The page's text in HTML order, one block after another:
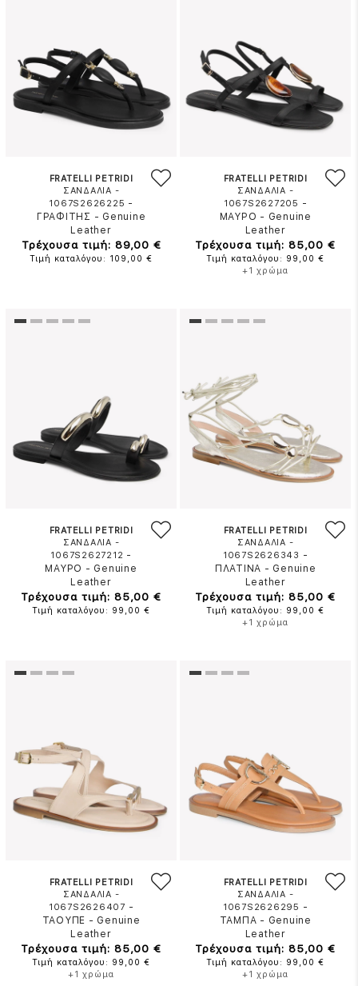
FRATELLI PETRIDI
ΣΑΝΔΑΛΙΑ -
1067S2626225 -
ΓΡΑΦΙΤΗΣ - Genuine
Leather
Τρέχουσα τιμή: 89,00 €
Τιμή καταλόγου: 109,00 €
FRATELLI PETRIDI
ΣΑΝΔΑΛΙΑ -
1067S2627205 -
ΜΑΥΡΟ - Genuine
Leather
Τρέχουσα τιμή: 85,00 €
Τιμή καταλόγου: 99,00 €
+1 χρώμα
FRATELLI PETRIDI
ΣΑΝΔΑΛΙΑ -
1067S2627212 -
ΜΑΥΡΟ - Genuine
Leather
Τρέχουσα τιμή: 85,00 €
Τιμή καταλόγου: 99,00 €
FRATELLI PETRIDI
ΣΑΝΔΑΛΙΑ -
1067S2626343 -
ΠΛΑΤΙΝΑ - Genuine
Leather
Τρέχουσα τιμή: 85,00 €
Τιμή καταλόγου: 99,00 €
+1 χρώμα
FRATELLI PETRIDI
ΣΑΝΔΑΛΙΑ -
1067S2626407 -
ΤΑΟΥΠΕ - Genuine
Leather
Τρέχουσα τιμή: 85,00 €
Τιμή καταλόγου: 99,00 €
+1 χρώμα
FRATELLI PETRIDI
ΣΑΝΔΑΛΙΑ -
1067S2626295 -
ΤΑΜΠΑ - Genuine
Leather
Τρέχουσα τιμή: 85,00 €
Τιμή καταλόγου: 99,00 €
+1 χρώμα